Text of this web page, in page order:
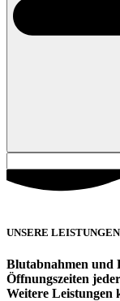
UNSERE
Blutabnahmen und
Öffnungszeiten
Weitere Leistungen